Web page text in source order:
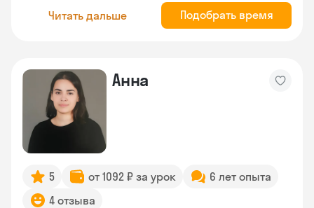
Читать дальше Подобрать время
Анна
5 от 1092 ₽ за урок
6 лет опыта
4 отзыва